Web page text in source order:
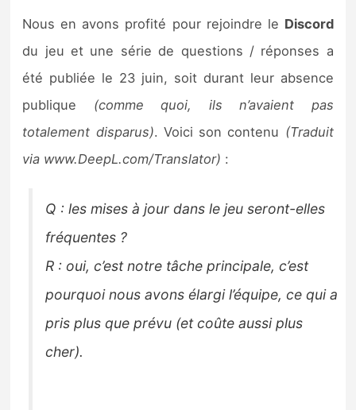
Nous en avons profité pour rejoindre le Discord
du jeu et une série de questions / réponses a
été publiée le 23 juin, soit durant leur absence
publique (comme quoi, ils n’avaient pas
totalement disparus). Voici son contenu (Traduit
via www.DeepL.com/Translator) :
Q : les mises à jour dans le jeu seront-elles
fréquentes ?
R : oui, c’est notre tâche principale, c’est
pourquoi nous avons élargi l’équipe, ce qui a
pris plus que prévu (et coûte aussi plus
cher).